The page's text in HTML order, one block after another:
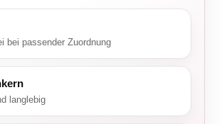
bei passender Zuordnung
langlebig